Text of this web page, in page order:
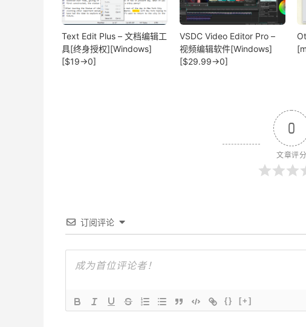
Text Edit Plus – 文档编辑工
具[终身授权][Windows]
[$19→0]
VSDC Video Editor Pro –
视频编辑软件[Windows]
[$29.99→0]
0
文章评分
订阅评论
{} [+]